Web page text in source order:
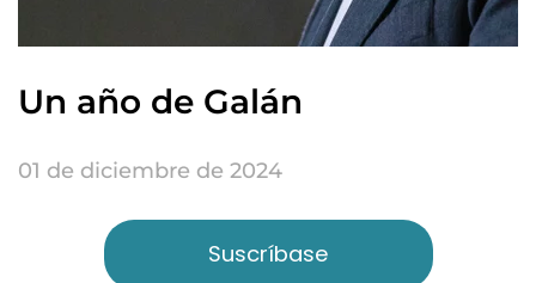
Un año de Galán
01 de diciembre de 2024
Suscríbase